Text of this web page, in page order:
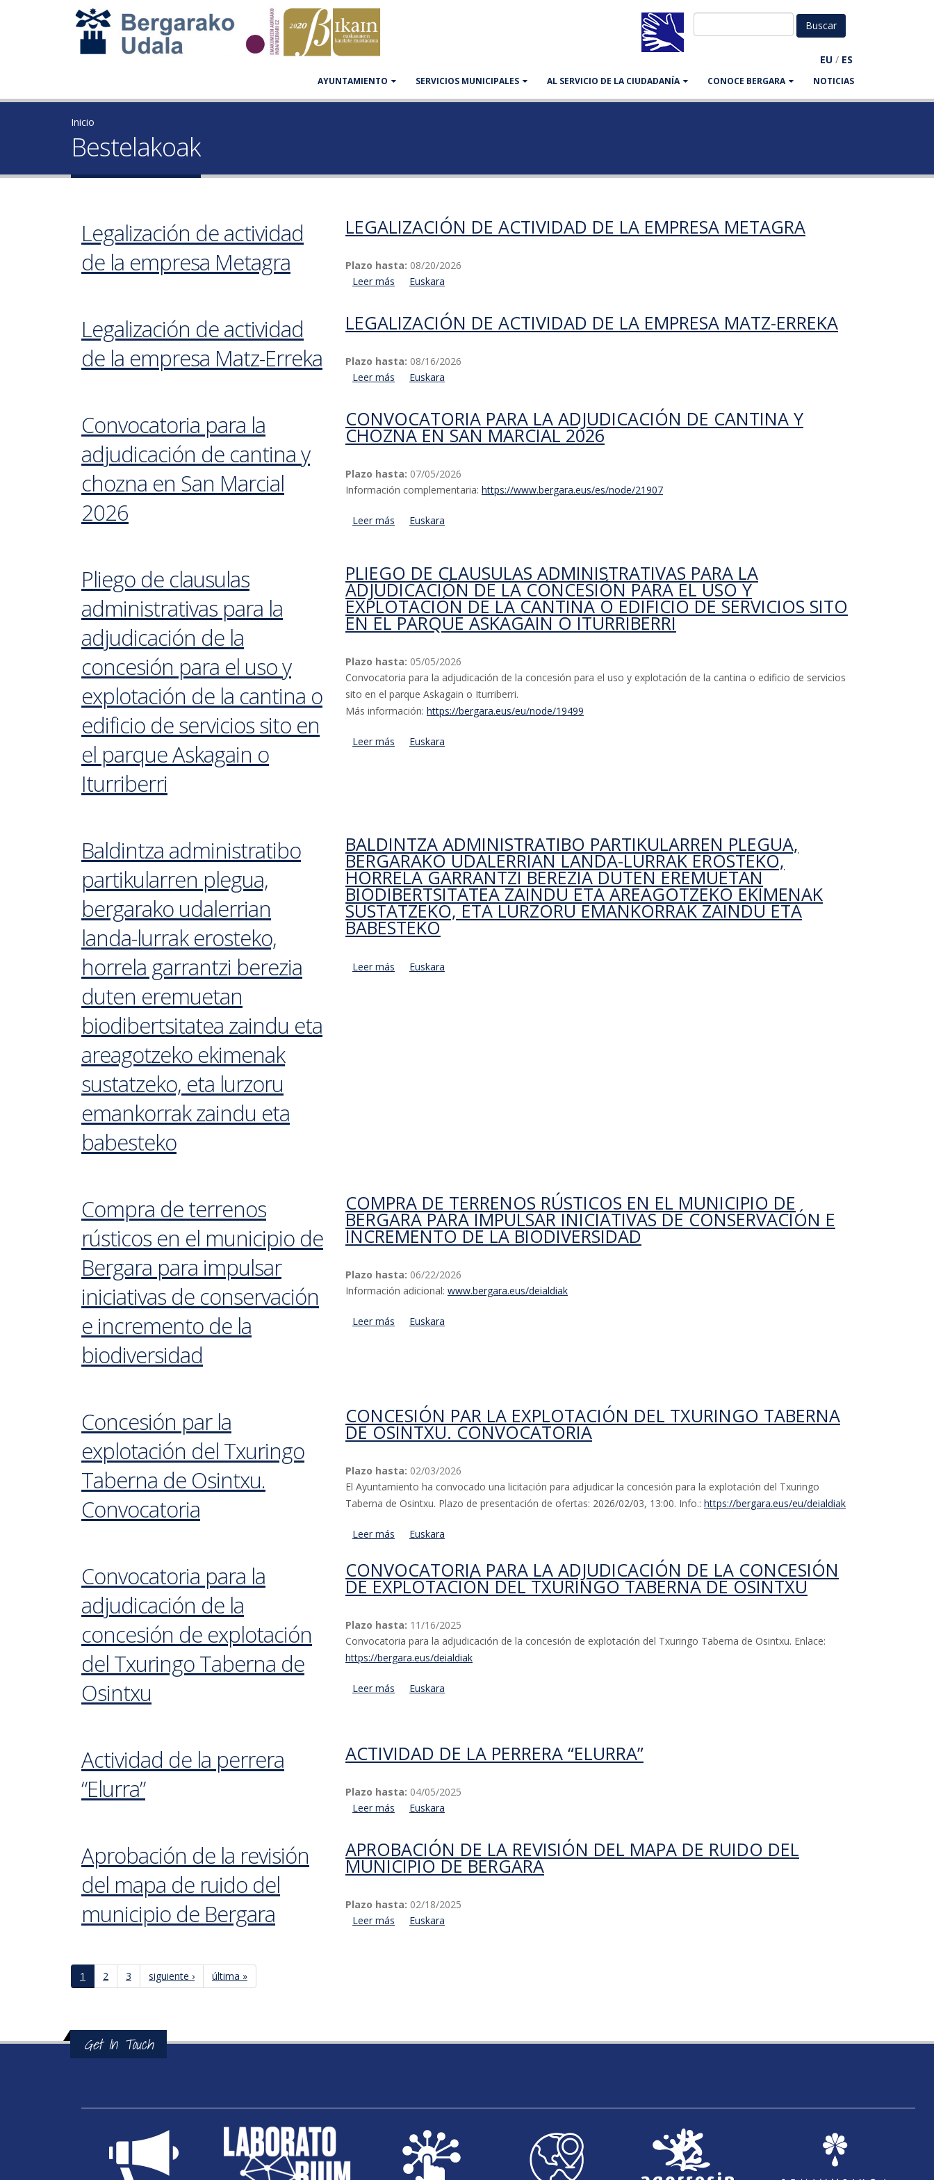
EU / ES
AYUNTAMIENTO SERVICIOS MUNICIPALES AL SERVICIO DE LA CIUDADANÍA CONOCE BERGARA NOTICIAS
Inicio
Bestelakoak
Legalización de actividad
de la empresa Metagra
LEGALIZACIÓN DE ACTIVIDAD DE LA EMPRESA METAGRA
Plazo hasta: 08/20/2026
Leer más acerca de Legalización de actividad de la empresa Metagra
Euskara
Legalización de actividad
de la empresa Matz-Erreka
LEGALIZACIÓN DE ACTIVIDAD DE LA EMPRESA MATZ-ERREKA
Plazo hasta: 08/16/2026
Leer más acerca de Legalización de actividad de la empresa Matz-Erreka
Euskara
Convocatoria para la
adjudicación de cantina y
chozna en San Marcial
2026
CONVOCATORIA PARA LA ADJUDICACIÓN DE CANTINA Y
CHOZNA EN SAN MARCIAL 2026
Plazo hasta: 07/05/2026
Información complementaria: https://www.bergara.eus/es/node/21907
Leer más acerca de Convocatoria para la adjudicación de cantina y chozna en San Marcial 2026
Euskara
Pliego de clausulas
administrativas para la
adjudicación de la
concesión para el uso y
explotación de la cantina o
edificio de servicios sito en
el parque Askagain o
Iturriberri
PLIEGO DE CLAUSULAS ADMINISTRATIVAS PARA LA
ADJUDICACIÓN DE LA CONCESIÓN PARA EL USO Y
EXPLOTACIÓN DE LA CANTINA O EDIFICIO DE SERVICIOS SITO
EN EL PARQUE ASKAGAIN O ITURRIBERRI
Plazo hasta: 05/05/2026
Convocatoria para la adjudicación de la concesión para el uso y explotación de la cantina o edificio de servicios
sito en el parque Askagain o Iturriberri.
Más información: https://bergara.eus/eu/node/19499
Leer más acerca de Pliego de clausulas administrativas para la adjudicación de la concesión para el uso y
Euskara
Baldintza administratibo
partikularren plegua,
bergarako udalerrian
landa-lurrak erosteko,
horrela garrantzi berezia
duten eremuetan
biodibertsitatea zaindu eta
areagotzeko ekimenak
sustatzeko, eta lurzoru
emankorrak zaindu eta
babesteko
BALDINTZA ADMINISTRATIBO PARTIKULARREN PLEGUA,
BERGARAKO UDALERRIAN LANDA-LURRAK EROSTEKO,
HORRELA GARRANTZI BEREZIA DUTEN EREMUETAN
BIODIBERTSITATEA ZAINDU ETA AREAGOTZEKO EKIMENAK
SUSTATZEKO, ETA LURZORU EMANKORRAK ZAINDU ETA
BABESTEKO
Leer más acerca de Baldintza administratibo partikularren plegua, bergarako udalerrian landa-lurrak erosteko,
Euskara
Compra de terrenos
rústicos en el municipio de
Bergara para impulsar
iniciativas de conservación
e incremento de la
biodiversidad
COMPRA DE TERRENOS RÚSTICOS EN EL MUNICIPIO DE
BERGARA PARA IMPULSAR INICIATIVAS DE CONSERVACIÓN E
INCREMENTO DE LA BIODIVERSIDAD
Plazo hasta: 06/22/2026
Información adicional: www.bergara.eus/deialdiak
Leer más acerca de Compra de terrenos rústicos en el municipio de Bergara para impulsar iniciativas de
Euskara
Concesión par la
explotación del Txuringo
Taberna de Osintxu.
Convocatoria
CONCESIÓN PAR LA EXPLOTACIÓN DEL TXURINGO TABERNA
DE OSINTXU. CONVOCATORIA
Plazo hasta: 02/03/2026
El Ayuntamiento ha convocado una licitación para adjudicar la concesión para la explotación del Txuringo
Taberna de Osintxu. Plazo de presentación de ofertas: 2026/02/03, 13:00. Info.: https://bergara.eus/eu/deialdiak
Leer más acerca de Concesión par la explotación del Txuringo Taberna de Osintxu. Convocatoria
Euskara
Convocatoria para la
adjudicación de la
concesión de explotación
del Txuringo Taberna de
Osintxu
CONVOCATORIA PARA LA ADJUDICACIÓN DE LA CONCESIÓN
DE EXPLOTACIÓN DEL TXURINGO TABERNA DE OSINTXU
Plazo hasta: 11/16/2025
Convocatoria para la adjudicación de la concesión de explotación del Txuringo Taberna de Osintxu. Enlace:
https://bergara.eus/deialdiak
Leer más acerca de Convocatoria para la adjudicación de la concesión de explotación del Txuringo Taberna de
Euskara
Actividad de la perrera
“Elurra”
ACTIVIDAD DE LA PERRERA “ELURRA”
Plazo hasta: 04/05/2025
Leer más acerca de Actividad de la perrera “Elurra”
Euskara
Aprobación de la revisión
del mapa de ruido del
municipio de Bergara
APROBACIÓN DE LA REVISIÓN DEL MAPA DE RUIDO DEL
MUNICIPIO DE BERGARA
Plazo hasta: 02/18/2025
Leer más acerca de Aprobación de la revisión del mapa de ruido del municipio de Bergara
Euskara
1 2 3 siguiente › última »
Get In Touch